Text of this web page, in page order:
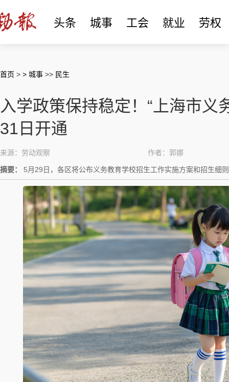
头条 城事 工会 就业 劳权
首页 > > 城事 >> 民生
入学政策保持稳定！“上海市义
31日开通
来源：劳动观察 作者：郭娜
摘要： 5月29日，各区将公布义务教育学校招生工作实施方案和招生细